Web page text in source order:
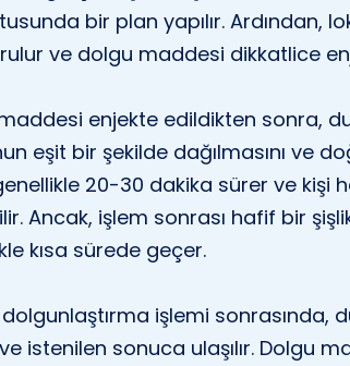
bir plan yapılır. Ardından,
ve dolgu maddesi dikkatlice
enjekte edildikten sonra,
eşit bir şekilde dağılmasını ve
20-30 dakika sürer ve kişi
Ancak, işlem sonrası hafif bir
kısa sürede geçer.
işlemi
istenilen sonuca ulaşılır. Dolgu